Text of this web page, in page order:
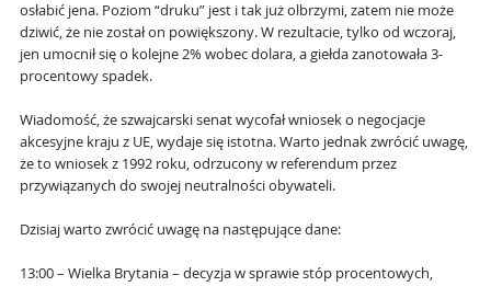
osłabić jena. Poziom “druku” jest i tak już olbrzymi, zatem nie może
dziwić, że nie został on powiększony. W rezultacie, tylko od wczoraj,
jen umocnił się o kolejne 2% wobec dolara, a giełda zanotowała 3-
procentowy spadek.
Wiadomość, że szwajcarski senat wycofał wniosek o negocjacje
akcesyjne kraju z UE, wydaje się istotna. Warto jednak zwrócić uwagę,
że to wniosek z 1992 roku, odrzucony w referendum przez
przywiązanych do swojej neutralności obywateli.
Dzisiaj warto zwrócić uwagę na następujące dane:
13:00 – Wielka Brytania – decyzja w sprawie stóp procentowych,